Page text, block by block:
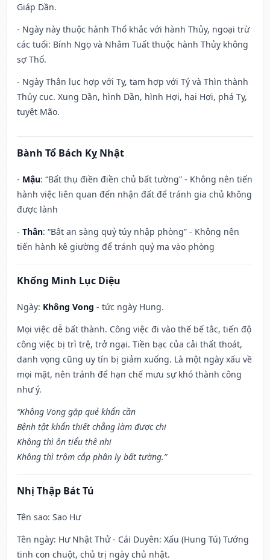
Giáp Dần.
- Ngày này thuộc hành Thổ khắc với hành Thủy, ngoại trừ
các tuổi: Bính Ngọ và Nhâm Tuất thuộc hành Thủy không
sợ Thổ.
- Ngày Thân lục hợp với Tỵ, tam hợp với Tý và Thìn thành
Thủy cục. Xung Dần, hình Dần, hình Hợi, hại Hợi, phá Tỵ,
tuyệt Mão.
Bành Tổ Bách Kỵ Nhật
- Mậu: “Bất thụ điền điền chủ bất tường” - Không nên tiến
hành việc liên quan đến nhận đất để tránh gia chủ không
được lành
- Thân: “Bất an sàng quỷ túy nhập phòng” - Không nên
tiến hành kê giường để tránh quỷ ma vào phòng
Khổng Minh Lục Diệu
Ngày: Không Vong - tức ngày Hung.
Mọi việc dễ bất thành. Công việc đi vào thế bế tắc, tiến độ
công việc bị trì trệ, trở ngại. Tiền bạc của cải thất thoát,
danh vọng cũng uy tín bị giảm xuống. Là một ngày xấu về
mọi mặt, nên tránh để hạn chế mưu sự khó thành công
như ý.
“Không Vong gặp quẻ khẩn cần
Bệnh tật khẩn thiết chẳng làm được chi
Không thì ôn tiểu thê nhi
Không thì trộm cắp phân ly bất tường.”
Nhị Thập Bát Tú
Tên sao: Sao Hư
Tên ngày: Hư Nhật Thử - Cái Duyên: Xấu (Hung Tú) Tướng
tinh con chuột, chủ trị ngày chủ nhật.